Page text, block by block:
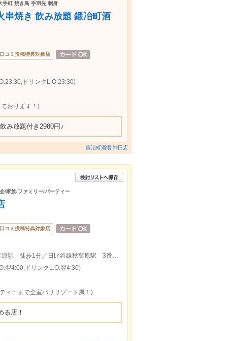
手町 焼き鳥 手羽先 刺身
串焼き 飲み放題 鍛冶町酒
口コミ投稿特典対象店
ドリンクL.O.23:30)
おります！)
み放題付き2980円♪
鍛冶町酒場 神田店
/家族/ファミリー/パーティー
口コミ投稿特典対象店
JR秋葉原駅 電気街口 徒歩45秒／TX秋葉原駅 徒歩1分／日比谷線秋葉原駅 3番出口徒歩3分/銀座線 末広町駅 徒歩5分
翌4:00,ドリンクL.O.翌4:30)
ィーまで全室バリリゾート風！)
る店！